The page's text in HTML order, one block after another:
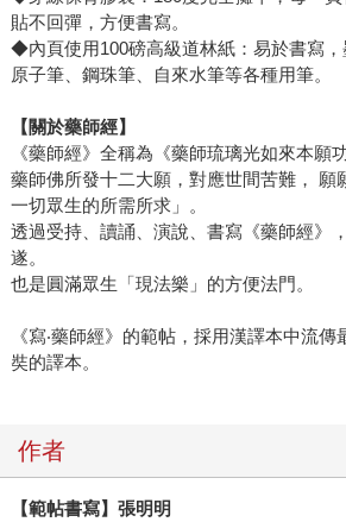
貼不回彈，方便書寫。
◆內頁使用100磅高級道林紙：易於書寫，
原子筆、鋼珠筆、自來水筆等各種用筆。
【關於藥師經】
《藥師經》全稱為《藥師琉璃光如來本願
藥師佛所發十二大願，對應世間苦難， 願
一切眾生的所需所求」。
透過受持、讀誦、演說、書寫《藥師經》
遂。
也是圓滿眾生「現法樂」的方便法門。
《寫‧藥師經》的範帖，採用漢譯本中流
奘的譯本。
作者
【範帖書寫】張明明